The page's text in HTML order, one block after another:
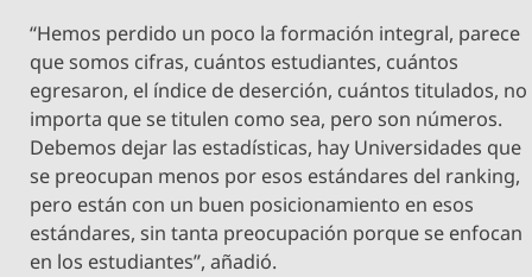
“Hemos perdido un poco la formación integral, parece
que somos cifras, cuántos estudiantes, cuántos
egresaron, el índice de deserción, cuántos titulados, no
importa que se titulen como sea, pero son números.
Debemos dejar las estadísticas, hay Universidades que
se preocupan menos por esos estándares del ranking,
pero están con un buen posicionamiento en esos
estándares, sin tanta preocupación porque se enfocan
en los estudiantes”, añadió.